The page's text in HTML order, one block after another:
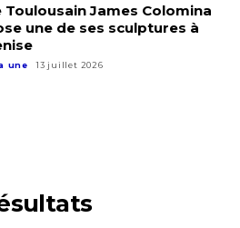
Toulousain James Colomina
une de ses sculptures à
une 13 juillet 2026